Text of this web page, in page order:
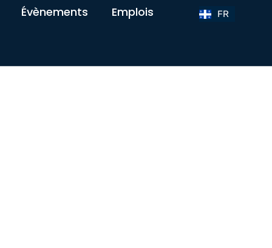
Évènements Emplois FR
EN